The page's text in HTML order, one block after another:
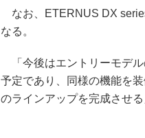
なお、ETERNUS DX
なる。
「今後はエントリーモデ
予定であり、同様の機能を
のラインアップを完成させ